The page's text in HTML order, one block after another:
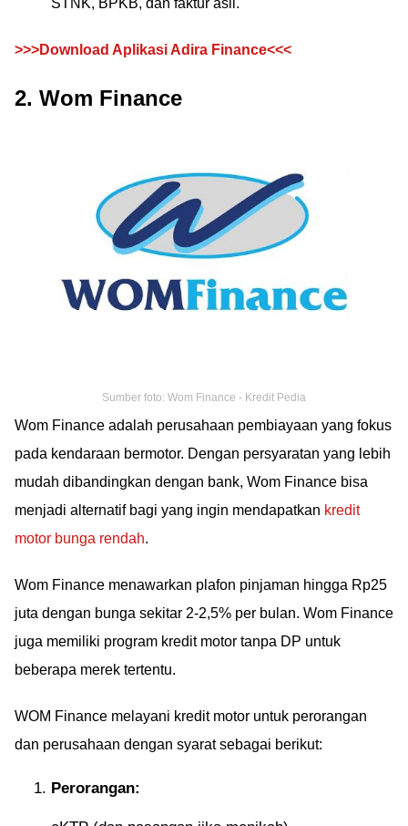
STNK, BPKB, dan faktur asli.
>>>Download Aplikasi Adira Finance<<<
2. Wom Finance
Sumber foto: Wom Finance - Kredit Pedia
Wom Finance adalah perusahaan pembiayaan yang fokus
pada kendaraan bermotor. Dengan persyaratan yang lebih
mudah dibandingkan dengan bank, Wom Finance bisa
menjadi alternatif bagi yang ingin mendapatkan kredit
motor bunga rendah.
Wom Finance menawarkan plafon pinjaman hingga Rp25
juta dengan bunga sekitar 2-2,5% per bulan. Wom Finance
juga memiliki program kredit motor tanpa DP untuk
beberapa merek tertentu.
WOM Finance melayani kredit motor untuk perorangan
dan perusahaan dengan syarat sebagai berikut:
Perorangan: